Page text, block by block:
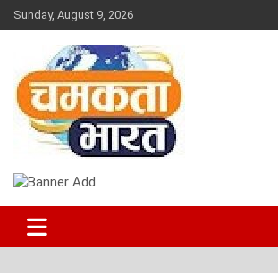
Skip
to
Sunday, August 9, 2026
CHAMAKTA BHARAT